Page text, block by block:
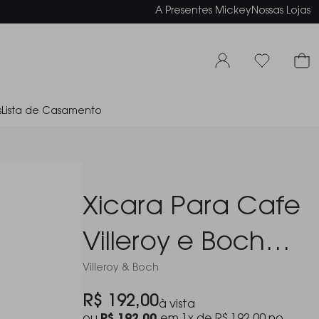
A Presentes MickeyNossas Lojas
Lista de Casamento
Xicara Para Cafe
Villeroy e Boch
Anmut Petrol Blue
Villeroy & Boch
R$ 192,00à vista